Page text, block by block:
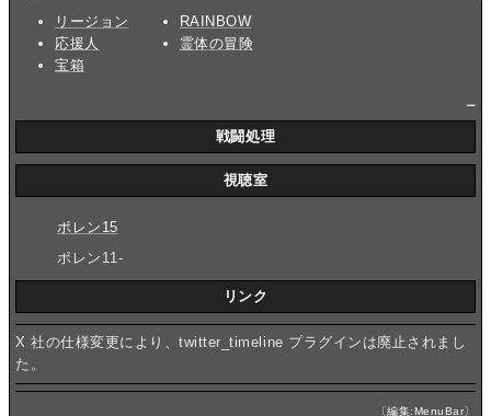
リージョン
応援人
宝箱
RAINBOW
霊体の冒険
戦闘処理
視聴室
ポレン15
ポレン11-
リンク
X 社の仕様変更により、twitter_timeline プラグインは廃止されまし
た。
〔編集:MenuBar〕